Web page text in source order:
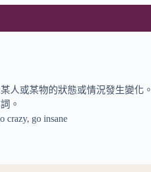
人或某物的狀態或情況發生變化。
。
crazy, go insane